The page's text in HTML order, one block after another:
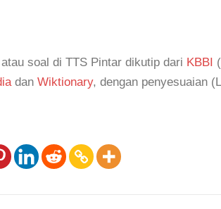
soal di TTS Pintar dikutip dari KBBI
dan Wiktionary, dengan penyesuaian